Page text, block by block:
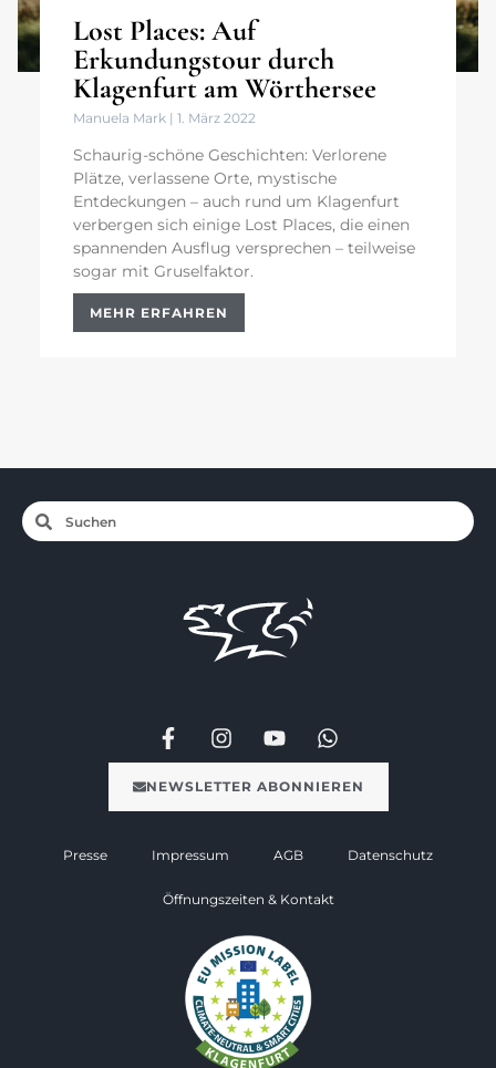
Lost Places: Auf
Erkundungstour durch
Klagenfurt am Wörthersee
Manuela Mark 1. März 2022
Schaurig-schöne Geschichten: Verlorene
Plätze, verlassene Orte, mystische
Entdeckungen – auch rund um Klagenfurt
verbergen sich einige Lost Places, die einen
spannenden Ausflug versprechen – teilweise
sogar mit Gruselfaktor.
MEHR ERFAHREN
NEWSLETTER ABONNIEREN
Presse Impressum AGB Datenschutz
Öffnungszeiten & Kontakt